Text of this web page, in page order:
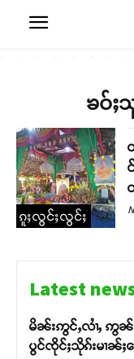
ၶဝ်ႈ
ၵူႈလွင်ႈလွင်ႈ
Latest
မိၼ်းဢွင်ႇလၢႆႇ ဢွ
ပွင်ၸိုင်ႈသိုၵ်းမၢၼ်